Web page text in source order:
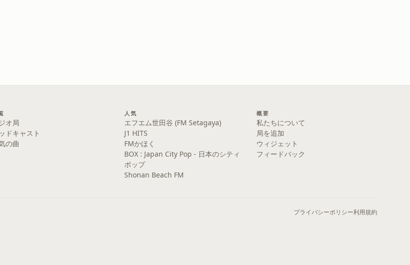
オ局
ドキャスト
の曲
人気
エフエム世田谷 (FM Setagaya)
J1 HITS
FMかほく
BOX : Japan City Pop - 日本のシティ
ポップ
Shonan Beach FM
概要
私たちについて
局を追加
ウィジェット
フィードバック
プライバシーポリシー利用規約